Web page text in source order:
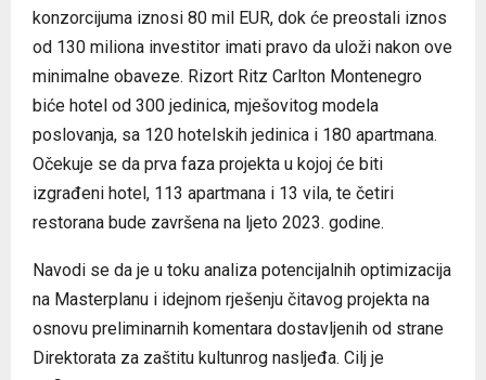
konzorcijuma iznosi 80 mil EUR, dok će preostali iznos
od 130 miliona investitor imati pravo da uloži nakon ove
minimalne obaveze. Rizort Ritz Carlton Montenegro
biće hotel od 300 jedinica, mješovitog modela
poslovanja, sa 120 hotelskih jedinica i 180 apartmana.
Očekuje se da prva faza projekta u kojoj će biti
izgrađeni hotel, 113 apartmana i 13 vila, te četiri
restorana bude završena na ljeto 2023. godine.
Navodi se da je u toku analiza potencijalnih optimizacija
na Masterplanu i idejnom rješenju čitavog projekta na
osnovu preliminarnih komentara dostavljenih od strane
Direktorata za zaštitu kultunrog nasljeđa. Cilj je